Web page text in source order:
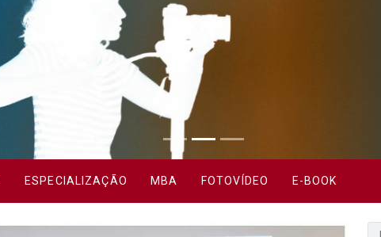
ESPECIALIZAÇÃO MBA FOTOVÍDEO E-BOOK